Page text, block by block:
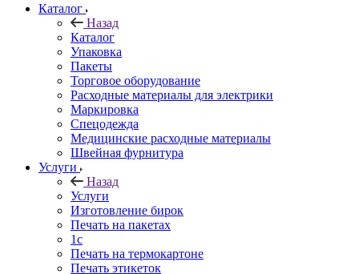
Каталог
Назад
Каталог
Упаковка
Пакеты
Торговое оборудование
Расходные материалы для электрики
Маркировка
Спецодежда
Медицинские расходные материалы
Швейная фурнитура
Услуги
Назад
Услуги
Изготовление бирок
Печать на пакетах
1c
Печать на термокартоне
Печать этикеток